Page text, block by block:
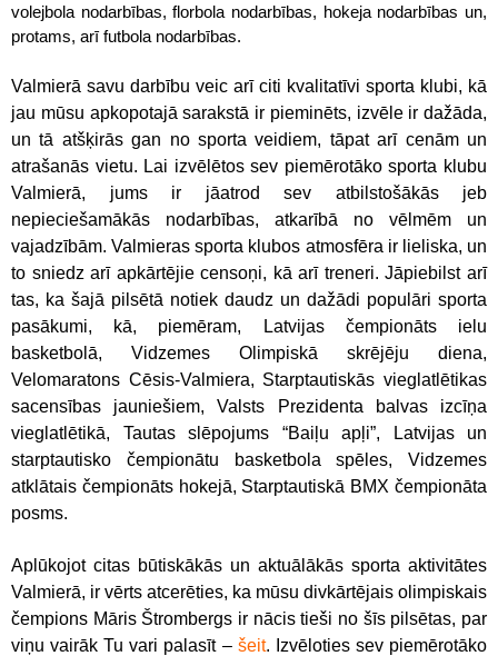
volejbola nodarbības, florbola nodarbības, hokeja nodarbības un,
protams, arī futbola nodarbības.
Valmierā savu darbību veic arī citi kvalitatīvi sporta klubi, kā
jau mūsu apkopotajā sarakstā ir pieminēts, izvēle ir dažāda,
un tā atšķirās gan no sporta veidiem, tāpat arī cenām un
atrašanās vietu. Lai izvēlētos sev piemērotāko sporta klubu
Valmierā, jums ir jāatrod sev atbilstošākās jeb
nepieciešamākās nodarbības, atkarībā no vēlmēm un
vajadzībām. Valmieras sporta klubos atmosfēra ir lieliska, un
to sniedz arī apkārtējie censoņi, kā arī treneri. Jāpiebilst arī
tas, ka šajā pilsētā notiek daudz un dažādi populāri sporta
pasākumi, kā, piemēram, Latvijas čempionāts ielu
basketbolā, Vidzemes Olimpiskā skrējēju diena,
Velomaratons Cēsis-Valmiera, Starptautiskās vieglatlētikas
sacensības jauniešiem, Valsts Prezidenta balvas izcīņa
vieglatlētikā, Tautas slēpojums “Baiļu apļi”, Latvijas un
starptautisko čempionātu basketbola spēles, Vidzemes
atklātais čempionāts hokejā, Starptautiskā BMX čempionāta
posms.
Aplūkojot citas būtiskākās un aktuālākās sporta aktivitātes
Valmierā, ir vērts atcerēties, ka mūsu divkārtējais olimpiskais
čempions Māris Štrombergs ir nācis tieši no šīs pilsētas, par
viņu vairāk Tu vari palasīt – šeit. Izvēloties sev piemērotāko